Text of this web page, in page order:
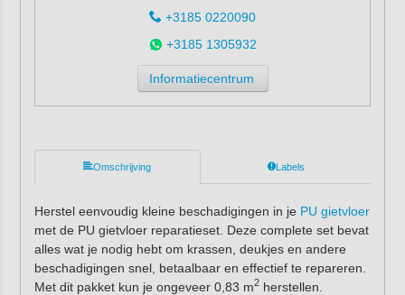
+3185 0220090
+3185 1305932
Informatiecentrum
Omschrijving Labels
Herstel eenvoudig kleine beschadigingen in je PU gietvloer
met de PU gietvloer reparatieset. Deze complete set bevat
alles wat je nodig hebt om krassen, deukjes en andere
beschadigingen snel, betaalbaar en effectief te repareren.
Met dit pakket kun je ongeveer 0,83 m2herstellen.